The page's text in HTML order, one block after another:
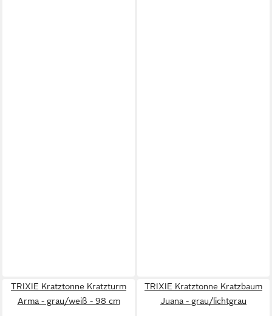
TRIXIE Kratztonne Kratzturm
Arma - grau/weiß - 98 cm
TRIXIE Kratztonne Kratzbaum
Juana - grau/lichtgrau